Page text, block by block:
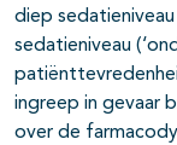
diep
sedatieniveau
ingreep in gevaar
over de